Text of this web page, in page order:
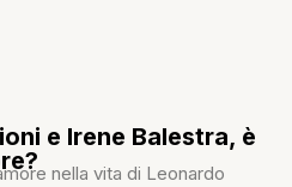
e Irene Balestra, è
nella vita di Leonardo